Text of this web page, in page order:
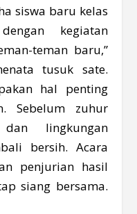
siswa baru kelas
kegiatan
teman baru,”
tusuk sate.
hal penting
Sebelum zuhur
lingkungan
bersih. Acara
penjurian hasil
siang bersama.